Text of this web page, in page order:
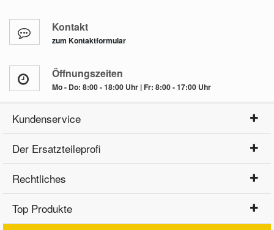
Kontakt
zum Kontaktformular
Öffnungszeiten
Mo - Do: 8:00 - 18:00 Uhr | Fr: 8:00 - 17:00 Uhr
Kundenservice
Der Ersatzteileprofi
Rechtliches
Top Produkte